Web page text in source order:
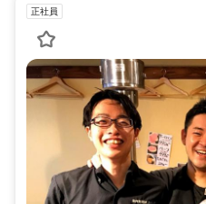
正社員